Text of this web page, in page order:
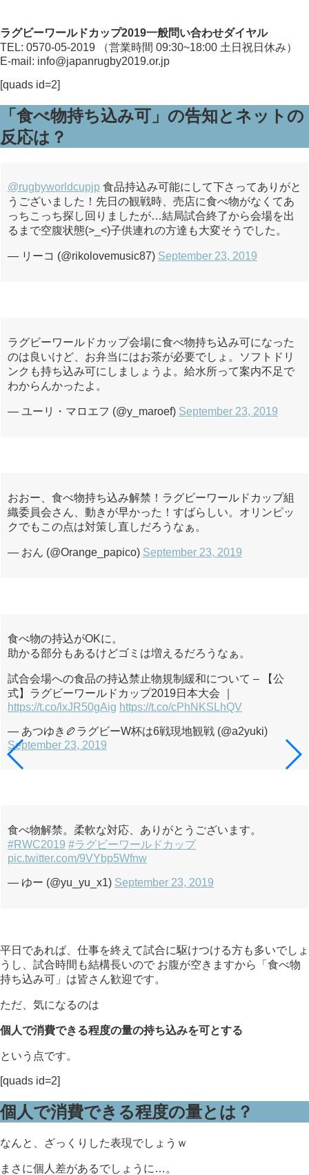
ラグビーワールドカップ2019一般問い合わせダイヤル
TEL: 0570-05-2019 （営業時間 09:30~18:00 土日祝日休み）
E-mail: info@japanrugby2019.or.jp
[quads id=2]
「食べ物持ち込み可」の告知とネットの
反応は？
@rugbyworldcupjp 食品持込み可能にして下さってありがと
うございました！先日の観戦時、売店に食べ物がなくてあ
っちこっち探し回りましたが…結局試合終了から会場を出
るまで空腹状態(>_<)子供連れの方達も大変そうでした。
— リーコ (@rikolovemusic87) September 23, 2019
ラグビーワールドカップ会場に食べ物持ち込み可になった
のは良いけど、お弁当にはお茶が必要でしょ。ソフトドリ
ンクも持ち込み可にしましょうよ。給水所って案内不足で
わからんかったよ。
— ユーリ・マロエフ (@y_maroef) September 23, 2019
おおー、食べ物持ち込み解禁！ラグビーワールドカップ組
織委員会さん、動きが早かった！すばらしい。オリンピッ
クでもこの点は対策し直しだろうなぁ。
— おん (@Orange_papico) September 23, 2019
食べ物の持込がOKに。
助かる部分もあるけどゴミは増えるだろうなぁ。
試合会場への食品の持込禁止物規制緩和について – 【公
式】ラグビーワールドカップ2019日本大会 ｜
https://t.co/lxJR50gAig https://t.co/cPhNKSLhQV
— あつゆき🏉ラグビーW杯は6戦現地観戦 (@a2yuki)
September 23, 2019
食べ物解禁。柔軟な対応、ありがとうございます。
#RWC2019 #ラグビーワールドカップ
pic.twitter.com/9VYbp5Wfnw
— ゆー (@yu_yu_x1) September 23, 2019
平日であれば、仕事を終えて試合に駆けつける方も多いでしょ
うし、試合時間も結構長いので お腹が空きますから「食べ物
持ち込み可」は皆さん歓迎です。
ただ、気になるのは
個人で消費できる程度の量の持ち込みを可とする
という点です。
[quads id=2]
個人で消費できる程度の量とは？
なんと、ざっくりした表現でしょうｗ
まさに個人差があるでしょうに…。